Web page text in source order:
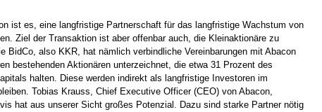
ist es, eine langfristige Partnerschaft für das langfristige Wachstum von
Ziel der Transaktion ist aber offenbar auch, die Kleinaktionäre zu
BidCo, also KKR, hat nämlich verbindliche Vereinbarungen mit Abacon
bestehenden Aktionären unterzeichnet, die etwa 31 Prozent des
halten. Diese werden indirekt als langfristige Investoren im
Tobias Krauss, Chief Executive Officer (CEO) von Abacon,
hat aus unserer Sicht großes Potenzial. Dazu sind starke Partner nötig